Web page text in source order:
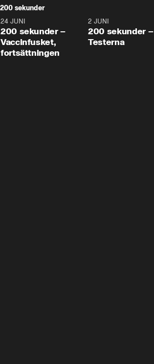
200 sekunder
5:00
24 JUNI
200 sekunder –
Vaccinfusket,
fortsättningen
2 JUNI
200 sekunder –
Testerna